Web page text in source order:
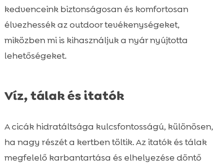
kedvenceink biztonságosan és komfortosan
élvezhessék az outdoor tevékenységeket,
miközben mi is kihasználjuk a nyár nyújtotta
lehetőségeket.
Víz, tálak és itatók
A cicák hidratáltsága kulcsfontosságú, különösen,
ha nagy részét a kertben töltik. Az itatók és tálak
megfelelő karbantartása és elhelyezése döntő